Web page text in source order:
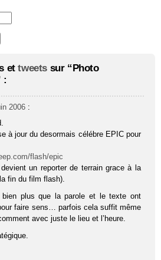
ettweets sur “Photo
:
2006 :
à jour du desormais célébre EPIC pour
flash/epic
un reporter de terrain grace à la
fin du film flash).
bien plus que la parole et le texte ont
faire sens… parfois cela suffit même
avec juste le lieu et l’heure.